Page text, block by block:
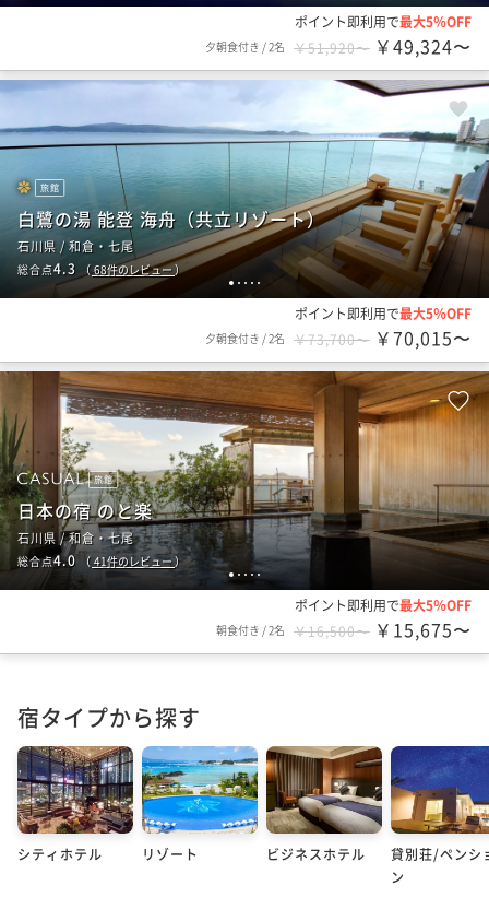
ポイント即利用で最大5％OFF
夕朝食付き /2名 ￥51,920〜 ￥49,324〜
1 2 3 4 5
旅館
白鷺の湯 能登 海舟（共立リゾート）
石川県 / 和倉・七尾
総合点4.3 （68件のレビュー）
ポイント即利用で最大5％OFF
夕朝食付き /2名 ￥73,700〜 ￥70,015〜
1 2 345
旅館
日本の宿 のと楽
石川県 / 和倉・七尾
総合点4.0 （ 41件のレビュー）
ポイント即利用で最大5％OFF
朝食付き /2名 ￥16,500〜 ￥15,675〜
宿タイプから探す
シティホテル リゾート ビジネスホテル
貸別荘/ペンシ
ン